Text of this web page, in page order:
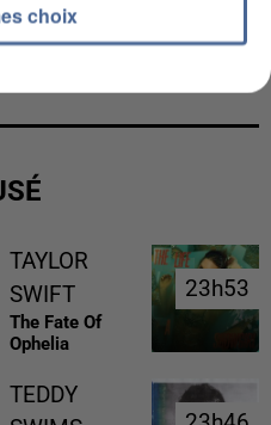
DE LA DZ
TAYLOR
SWIFT
The Fate Of
Ophelia
23h53
23h53
TEDDY
choix